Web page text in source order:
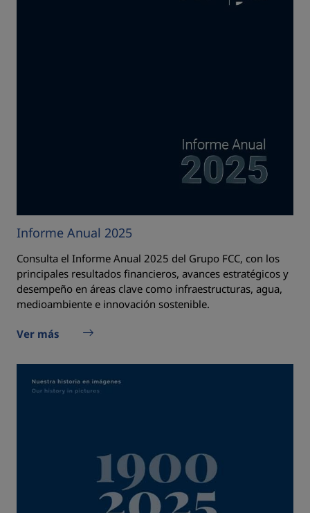
Informe Anual 2025
Consulta el Informe Anual 2025 del Grupo FCC, con los
principales resultados financieros, avances estratégicos y
desempeño en áreas clave como infraestructuras, agua,
medioambiente e innovación sostenible.
Ver más